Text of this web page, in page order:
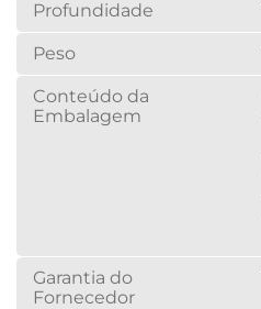
Profundidade
Peso
Conteúdo da
Embalagem
Garantia do
Fornecedor